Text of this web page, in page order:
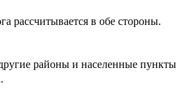
рассчитывается в обе стороны.
районы и населенные пункты